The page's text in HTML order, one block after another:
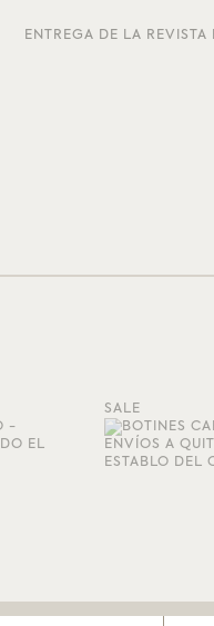
ENTREGA DE LA
SALE